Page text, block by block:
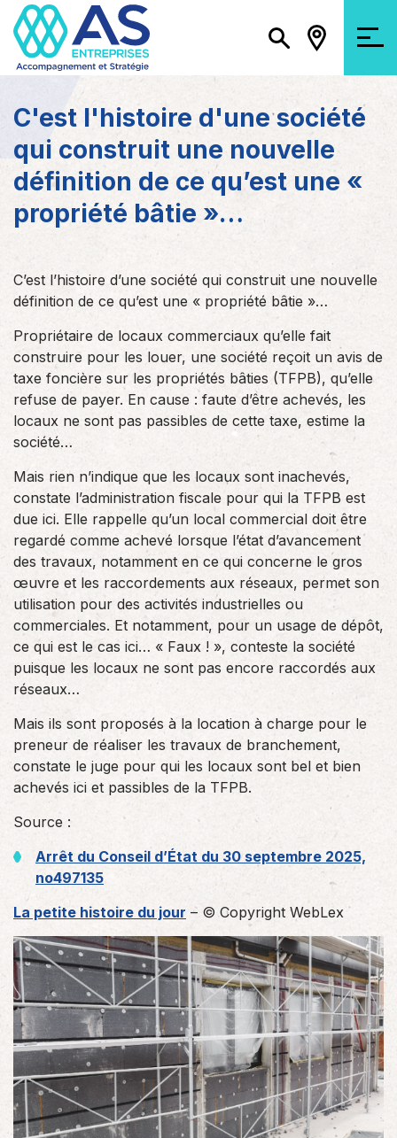
C'est l'histoire d'une société
qui construit une nouvelle
définition de ce qu’est une «
propriété bâtie »…
C’est l’histoire d’une société qui construit une nouvelle
définition de ce qu’est une « propriété bâtie »…
Propriétaire de locaux commerciaux qu’elle fait
construire pour les louer, une société reçoit un avis de
taxe foncière sur les propriétés bâties (TFPB), qu’elle
refuse de payer. En cause : faute d’être achevés, les
locaux ne sont pas passibles de cette taxe, estime la
société…
Mais rien n’indique que les locaux sont inachevés,
constate l’administration fiscale pour qui la TFPB est
due ici. Elle rappelle qu’un local commercial doit être
regardé comme achevé lorsque l’état d’avancement
des travaux, notamment en ce qui concerne le gros
œuvre et les raccordements aux réseaux, permet son
utilisation pour des activités industrielles ou
commerciales. Et notamment, pour un usage de dépôt,
ce qui est le cas ici… « Faux ! », conteste la société
puisque les locaux ne sont pas encore raccordés aux
réseaux…
Mais ils sont proposés à la location à charge pour le
preneur de réaliser les travaux de branchement,
constate le juge pour qui les locaux sont bel et bien
achevés ici et passibles de la TFPB.
Source :
Arrêt du Conseil d’État du 30 septembre 2025,
no497135
La petite histoire du jour – © Copyright WebLex